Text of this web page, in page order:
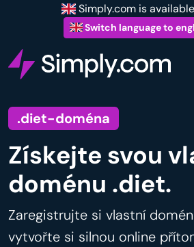
Simply.com is
Switch language to
.diet-doména
Získejte svou
doménu .diet.
Zaregistrujte si vlastní
vytvořte si silnou online